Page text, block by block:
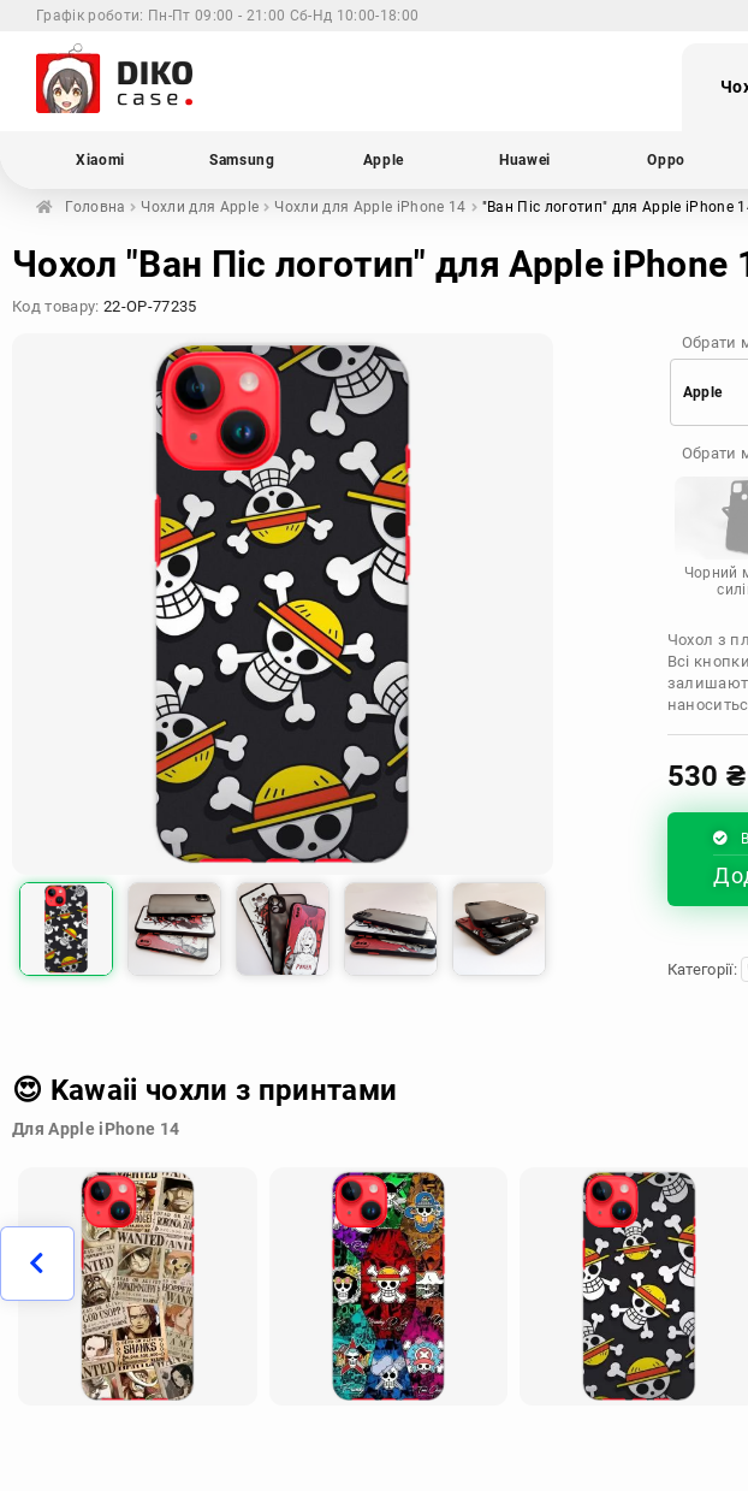
Графік роботи: Пн-Пт 09:00 - 21:00 Сб-Нд 10:00-18:00
Xiaomi Samsung Apple Huawei Oppo
Головна Чохли для Apple Чохли для Apple iPhone 14 "Ван Піс логотип" для Apple iPhone
Чохол "Ван Піс логотип" для Apple iPhone
Код товару: 22-OP-77235
Обрати
Apple
Samsung
Apple
OnePlus
Google
Doogee
Motorola
Обрати
Чорний
Чохол з
Всі
530 ₴
Категорії:
😍 Kawaii чохли з принтами
Для Apple iPhone 14